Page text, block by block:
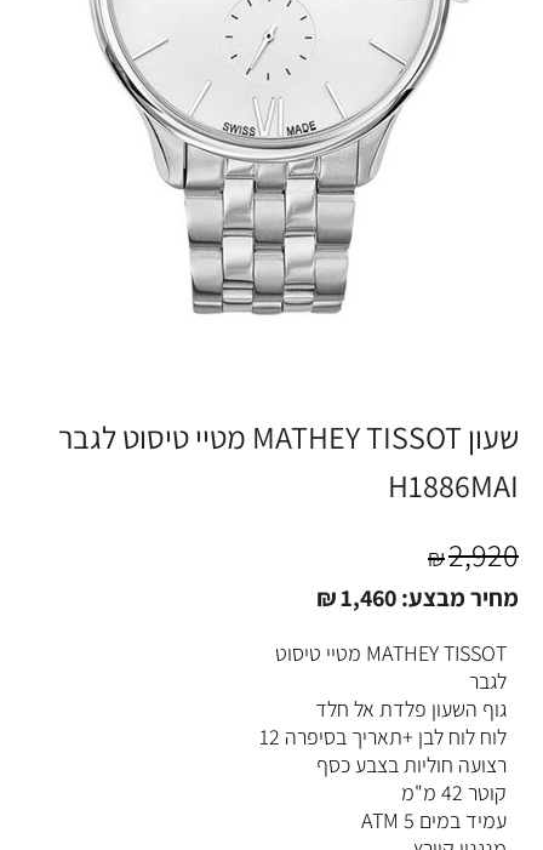
שעון MATHEY TISSOT מטיי טיסוט לגבר
H1886MAI
₪2,920
מחיר מבצע: ₪1,460
MATHEY TISSOT מטיי טיסוט
לגבר
גוף השעון פלדת אל חלד
לוח לוח לבן +תאריך בסיפרה 12
רצועה חוליות בצבע כסף
קוטר 42 מ"מ
עמיד במים 5 ATM